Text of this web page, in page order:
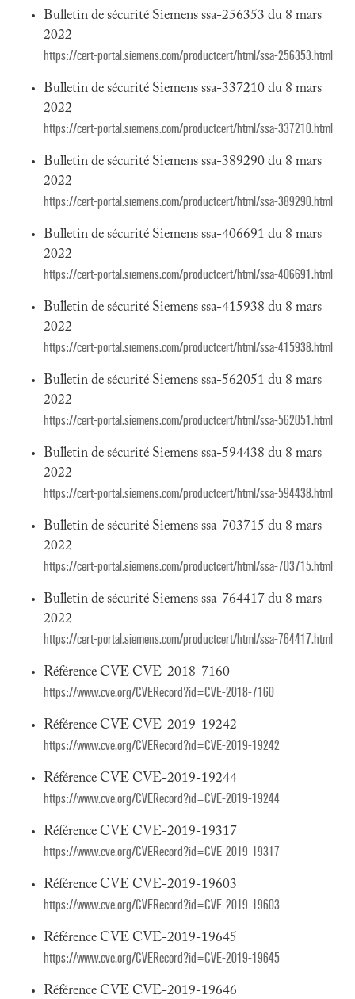
Bulletin de sécurité Siemens ssa-256353 du 8 mars
2022
https://cert-portal.siemens.com/productcert/html/ssa-256353.html
Bulletin de sécurité Siemens ssa-337210 du 8 mars
2022
https://cert-portal.siemens.com/productcert/html/ssa-337210.html
Bulletin de sécurité Siemens ssa-389290 du 8 mars
2022
https://cert-portal.siemens.com/productcert/html/ssa-389290.html
Bulletin de sécurité Siemens ssa-406691 du 8 mars
2022
https://cert-portal.siemens.com/productcert/html/ssa-406691.html
Bulletin de sécurité Siemens ssa-415938 du 8 mars
2022
https://cert-portal.siemens.com/productcert/html/ssa-415938.html
Bulletin de sécurité Siemens ssa-562051 du 8 mars
2022
https://cert-portal.siemens.com/productcert/html/ssa-562051.html
Bulletin de sécurité Siemens ssa-594438 du 8 mars
2022
https://cert-portal.siemens.com/productcert/html/ssa-594438.html
Bulletin de sécurité Siemens ssa-703715 du 8 mars
2022
https://cert-portal.siemens.com/productcert/html/ssa-703715.html
Bulletin de sécurité Siemens ssa-764417 du 8 mars
2022
https://cert-portal.siemens.com/productcert/html/ssa-764417.html
Référence CVE CVE-2018-7160
https://www.cve.org/CVERecord?id=CVE-2018-7160
Référence CVE CVE-2019-19242
https://www.cve.org/CVERecord?id=CVE-2019-19242
Référence CVE CVE-2019-19244
https://www.cve.org/CVERecord?id=CVE-2019-19244
Référence CVE CVE-2019-19317
https://www.cve.org/CVERecord?id=CVE-2019-19317
Référence CVE CVE-2019-19603
https://www.cve.org/CVERecord?id=CVE-2019-19603
Référence CVE CVE-2019-19645
https://www.cve.org/CVERecord?id=CVE-2019-19645
Référence CVE CVE-2019-19646